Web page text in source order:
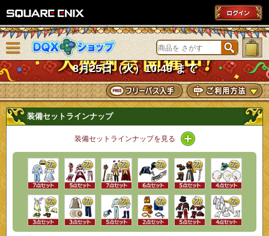
DQXショップ
8月25日（火）10:49 まで
ニューを閉じる
装備セットラインナップ
装備セットラインナップを見る